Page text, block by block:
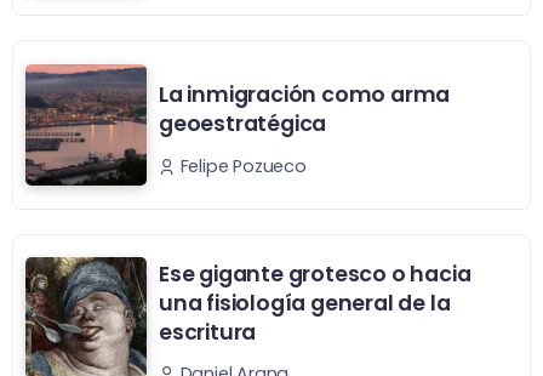
La inmigración como arma
geoestratégica
Felipe Pozueco
Ese gigante grotesco o hacia
una fisiología general de la
escritura